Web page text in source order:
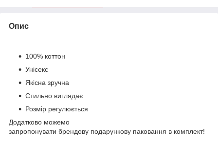
Опис
100% коттон
Унісекс
Якісна зручна
Стильно виглядає
Розмір регулюється
Додатково можемо
запропонувати брендову подарункову паковання в комплект!